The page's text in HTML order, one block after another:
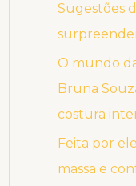
Sugestões
O mundo
Bruna
costura
Feita por
massa e